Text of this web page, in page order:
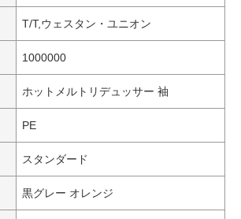
T/T,ウェスタン・ユニオン
1000000
ホットメルトリデュッサー 袖
PE
スタンダード
黒グレー オレンジ